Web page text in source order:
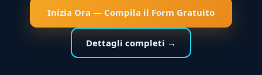
Inizia Ora — Compila il Form Gratuito
Dettagli completi →